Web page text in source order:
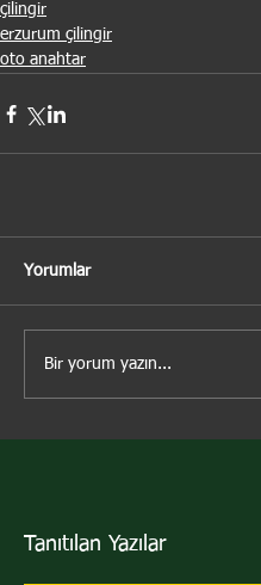
Tanıtılan Yazılar
çilingir
erzurum çilingir
oto anahtar
Yorumlar
Bir yorum yazın...